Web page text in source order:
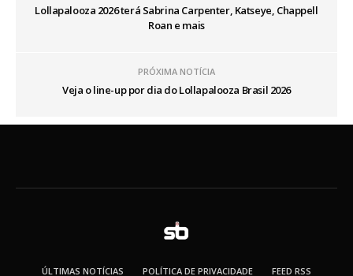
Lollapalooza 2026 terá Sabrina Carpenter, Katseye, Chappell
Roan e mais
PRÓXIMA NOTÍCIA
Veja o line-up por dia do Lollapalooza Brasil 2026
ÚLTIMAS NOTÍCIAS POLÍTICA DE PRIVACIDADE FEED RSS